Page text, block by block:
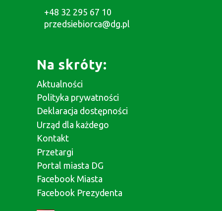
+48 32 295 67 10
przedsiebiorca@dg.pl
Na skróty:
Aktualności
Polityka prywatności
Deklaracja dostępności
Urząd dla każdego
Kontakt
Przetargi
Portal miasta DG
Facebook Miasta
Facebook Prezydenta